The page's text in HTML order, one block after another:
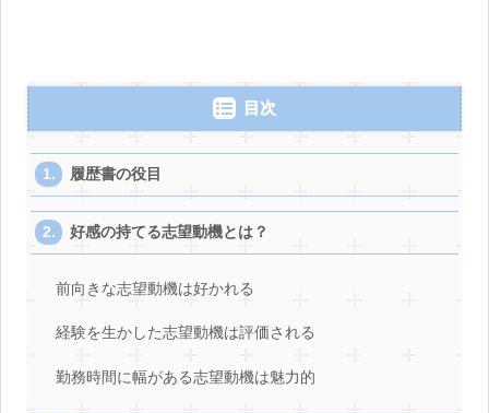
目次
履歴書の役目
好感の持てる志望動機とは？
前向きな志望動機は好かれる
経験を生かした志望動機は評価される
勤務時間に幅がある志望動機は魅力的